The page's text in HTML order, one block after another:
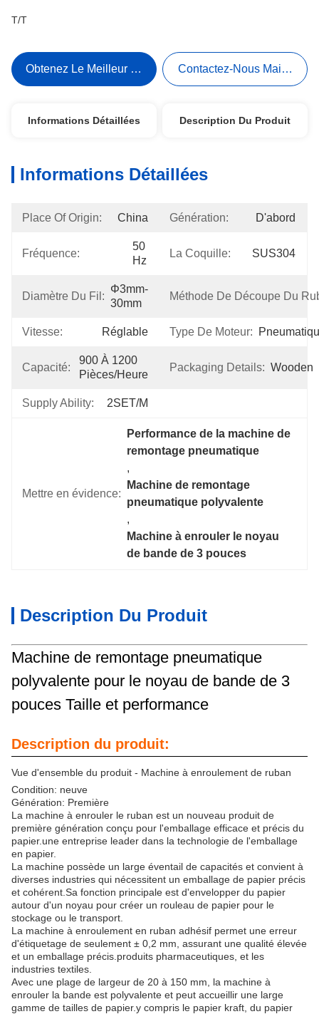
T/T
Obtenez Le Meilleur Prix Contactez-Nous Maintenant
Informations Détaillées Description Du Produit
Informations Détaillées
Place Of Origin: China Génération: D'abord
Fréquence:
50
Hz
La Coquille: SUS304
Diamètre Du Fil:
Φ3mm-
30mm
Méthode De Découpe Du
Vitesse: Réglable Type De Moteur:
Capacité:
900 À 1200
Pièces/heure
Packaging Details: Wooden
Supply Ability: 2SET/M
Mettre en évidence:
Performance de la machine de
remontage pneumatique
,
Machine de remontage
pneumatique polyvalente
,
Machine à enrouler le noyau
de bande de 3 pouces
Description Du Produit
Machine de remontage pneumatique
polyvalente pour le noyau de bande de 3
pouces Taille et performance
Description du produit:
Vue d'ensemble du produit - Machine à enroulement de ruban
Condition: neuve
Génération: Première
La machine à enrouler le ruban est un nouveau produit de
première génération conçu pour l'emballage efficace et précis du
papier.une entreprise leader dans la technologie de l'emballage
en papier.
La machine possède un large éventail de capacités et convient à
diverses industries qui nécessitent un emballage de papier précis
et cohérent.Sa fonction principale est d'envelopper du papier
autour d'un noyau pour créer un rouleau de papier pour le
stockage ou le transport.
La machine à enroulement en ruban adhésif permet une erreur
d'étiquetage de seulement ± 0,2 mm, assurant une qualité élevée
et un emballage précis.produits pharmaceutiques, et les
industries textiles.
Avec une plage de largeur de 20 à 150 mm, la machine à
enrouler la bande est polyvalente et peut accueillir une large
gamme de tailles de papier.y compris le papier kraft, du papier